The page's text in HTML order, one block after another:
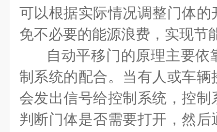
可以根据实际情况调整门体
免不必要的能源浪费，实现节
自动平移门的原理主要依
制系统的配合。当有人或车
会发出信号给控制系统，控
判断门体是否需要打开，然